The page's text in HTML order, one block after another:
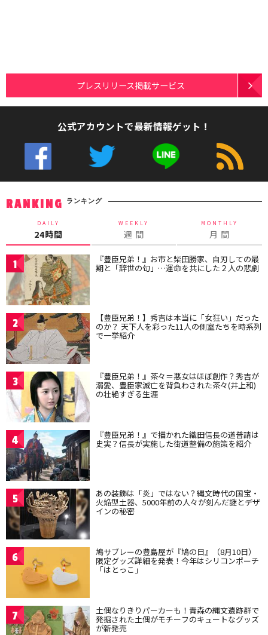
プレスリリース掲載サービス
公式アカウントで最新情報ゲット！
RANKING ランキング
DAILY
24時間
WEEKLY
週 間
MONTHLY
月 間
1 『豊臣兄弟！』お市と柴田勝家、自刃しての最
期と「辞世の句」…運命を共にした２人の悲劇
2 【豊臣兄弟！】秀吉は本当に「女狂い」だった
のか？ 天下人を彩った11人の側室たちを時系列
で一挙紹介
3 『豊臣兄弟！』茶々＝悪女はほぼ創作？秀吉が
溺愛、豊臣家滅亡を背負わされた茶々(井上和)
の壮絶すぎる生涯
4 『豊臣兄弟！』で描かれた織田信長の道普請は
史実？信長が実施した街道整備の施策を紹介
5 あの装飾は「炎」ではない？縄文時代の国宝・
火焔型土器、5000年前の人々が刻んだ謎とデザ
インの秘密
6 鳩サブレーの豊島屋が『鳩の日』（8月10日）
限定グッズ詳細を発表！今年はシリコンポーチ
「はとっこ」
7 土偶なりきりパーカーも！青森の縄文遺跡群で
発掘された土偶がモチーフのキュートなグッズ
が新発売